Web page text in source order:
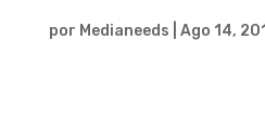
por Medianeeds Ago 14,